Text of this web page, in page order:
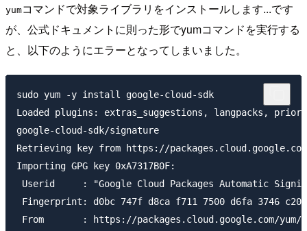
yumコマンドで対象ライブラリをインストールします...です
が、公式ドキュメントに則った形でyumコマンドを実行する
と、以下のようにエラーとなってしまいました。
sudo yum -y install google-cloud-sdk
Loaded plugins: extras_suggestions, langpacks,
google-cloud-sdk/signature
Retrieving key from https://
Importing GPG key 0xA7317B0F:
Userid     : "Google Cloud Packages Automatic Signing
Fingerprint: d0bc 747f d8ca f711 7500 d6fa 3746
From       : https://packages.cloud.google.com/yum/